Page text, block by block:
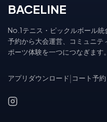
BACELINE
No.1テニス・ピックルボール
予約から大会運営、コミュニテ
ポーツ体験を一つにつなぎます。
アプリダウンロード コート予約